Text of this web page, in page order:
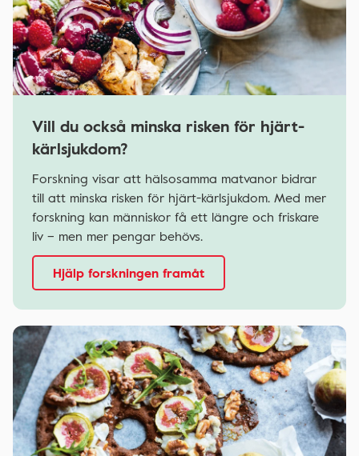
Vill du också minska risken för hjärt-
kärlsjukdom?
Forskning visar att hälsosamma matvanor bidrar
till att minska risken för hjärt-kärlsjukdom. Med mer
forskning kan människor få ett längre och friskare
liv – men mer pengar behövs.
Hjälp forskningen framåt